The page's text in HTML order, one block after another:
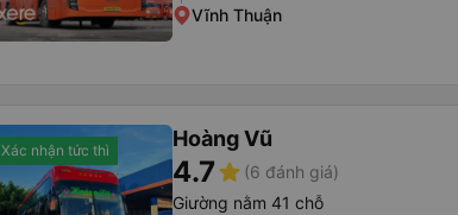
Vĩnh Thuận
Xác nhận tức thì Hoàng Vũ
4.7star (6 đánh giá)
Giường nằm 41 chỗ